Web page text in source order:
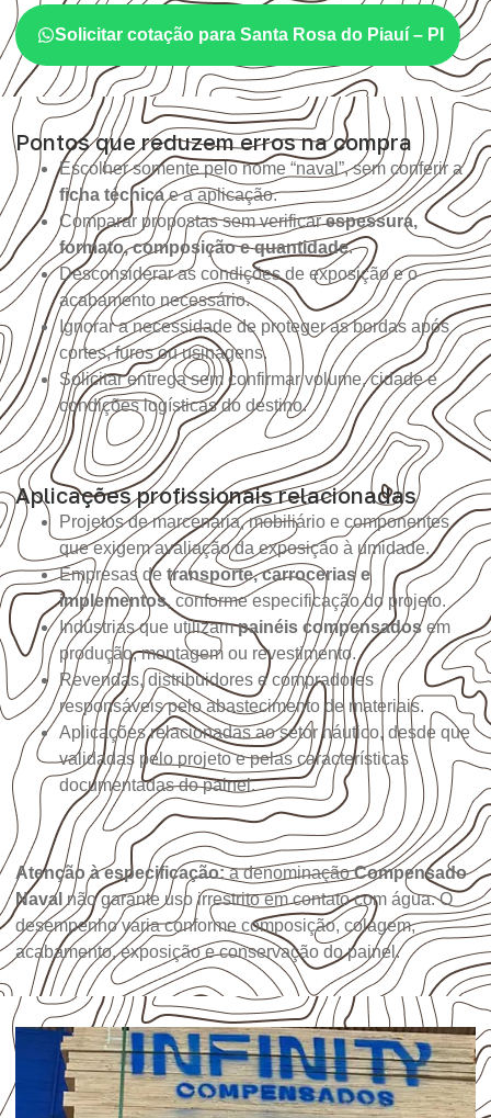
Solicitar cotação para Santa Rosa do Piauí – PI
Pontos que reduzem erros na compra
Escolher somente pelo nome “naval”, sem conferir a
ficha técnicae a aplicação.
Comparar propostas sem verificarespessura,
formato, composição e quantidade.
Desconsiderar as condições de exposição e o
acabamento necessário.
Ignorar a necessidade de proteger as bordas após
cortes, furos ou usinagens.
Solicitar entrega sem confirmar volume, cidade e
condições logísticas do destino.
Aplicações profissionais relacionadas
Projetos de marcenaria, mobiliário e componentes
que exigem avaliação da exposição à umidade.
Empresas de transporte, carrocerias e
implementos, conforme especificação do projeto.
Indústrias que utilizampainéis compensadosem
produção, montagem ou revestimento.
Revendas, distribuidores e compradores
responsáveis pelo abastecimento de materiais.
Aplicações relacionadas ao setor náutico, desde que
validadas pelo projeto e pelas características
documentadas do painel.
Atenção à especificação:a denominaçãoCompensado
Naval não garante uso irrestrito em contato com água. O
desempenho varia conforme composição, colagem,
acabamento, exposição e conservação do painel.